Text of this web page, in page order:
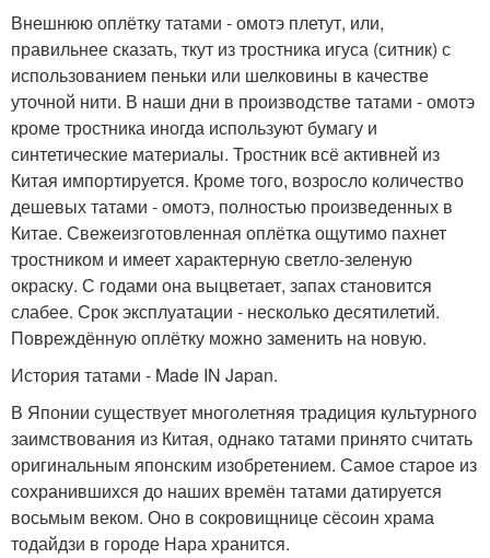
Внешнюю оплётку татами - омотэ плетут, или,
правильнее сказать, ткут из тростника игуса (ситник) с
использованием пеньки или шелковины в качестве
уточной нити. В наши дни в производстве татами - омотэ
кроме тростника иногда используют бумагу и
синтетические материалы. Тростник всё активней из
Китая импортируется. Кроме того, возросло количество
дешевых татами - омотэ, полностью произведенных в
Китае. Свежеизготовленная оплётка ощутимо пахнет
тростником и имеет характерную светло-зеленую
окраску. С годами она выцветает, запах становится
слабее. Срок эксплуатации - несколько десятилетий.
Повреждённую оплётку можно заменить на новую.
История татами - Made IN Japan.
В Японии существует многолетняя традиция культурного
заимствования из Китая, однако татами принято считать
оригинальным японским изобретением. Самое старое из
сохранившихся до наших времён татами датируется
восьмым веком. Оно в сокровищнице сёсоин храма
тодайдзи в городе Нара хранится.